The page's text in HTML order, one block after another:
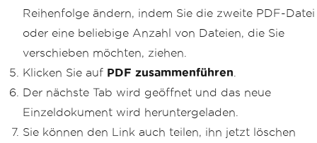
Reihenfolge ändern, indem Sie die zweite PDF-Datei
oder eine beliebige Anzahl von Dateien, die Sie
verschieben möchten, ziehen.
Klicken Sie auf PDF zusammenführen
Der nächste Tab wird geöffnet und das neue
Einzeldokument wird heruntergeladen.
Sie können den Link auch teilen, ihn jetzt löschen